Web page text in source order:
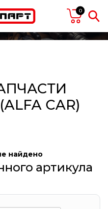
0
CAR)
найдено
артикула